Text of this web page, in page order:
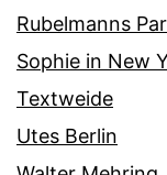
Rubelmanns
Sophie in New
Textweide
Utes Berlin